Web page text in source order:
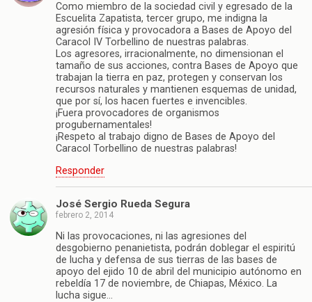
Como miembro de la sociedad civil y egresado de la
Escuelita Zapatista, tercer grupo, me indigna la
agresión física y provocadora a Bases de Apoyo del
Caracol IV Torbellino de nuestras palabras.
Los agresores, irracionalmente, no dimensionan el
tamaño de sus acciones, contra Bases de Apoyo que
trabajan la tierra en paz, protegen y conservan los
recursos naturales y mantienen esquemas de unidad,
que por sí, los hacen fuertes e invencibles.
¡Fuera provocadores de organismos
progubernamentales!
¡Respeto al trabajo digno de Bases de Apoyo del
Caracol Torbellino de nuestras palabras!
Responder
José Sergio Rueda Segura
febrero 2, 2014
Ni las provocaciones, ni las agresiones del
desgobierno penanietista, podrán doblegar el espiritú
de lucha y defensa de sus tierras de las bases de
apoyo del ejido 10 de abril del municipio autónomo en
rebeldía 17 de noviembre, de Chiapas, México. La
lucha sigue…